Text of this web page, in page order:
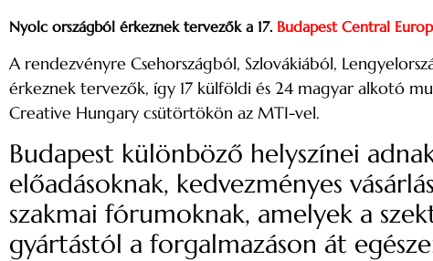
Nyolc országból érkeznek tervezők a 17. Budapest Central
A rendezvényre Csehországból, Szlovákiából,
érkeznek tervezők, így 17 külföldi és 24 magyar alkotó
Creative Hungary csütörtökön az MTI-vel.
Budapest különböző helyszínei
előadásoknak, kedvezményes
szakmai fórumoknak, amelyek a
gyártástól a forgalmazáson át